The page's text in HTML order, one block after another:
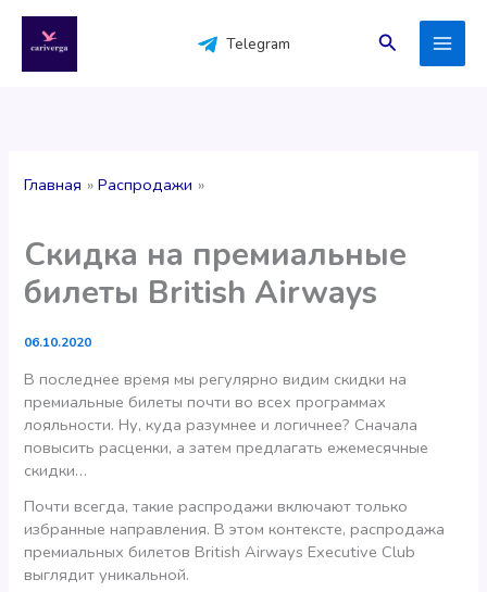
содержимому
Telegram Поиск
Главная Распродажи
Скидка на премиальные
билеты British Airways
06.10.2020
В последнее время мы регулярно видим скидки на
премиальные билеты почти во всех программах
лояльности. Ну, куда разумнее и логичнее? Сначала
повысить расценки, а затем предлагать ежемесячные
скидки…
Почти всегда, такие распродажи включают только
избранные направления. В этом контексте, распродажа
премиальных билетов British Airways Executive Club
выглядит уникальной.